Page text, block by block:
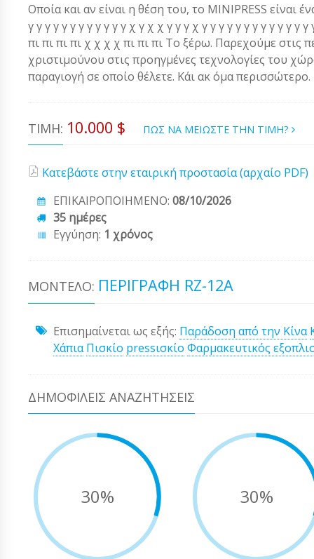
Οποία και αν είναι η θέση του, το MINIPRESS είναι
γ γ γ γ γ γ γ γ γ γ γ γ χ γ χ χ γ γ γ χ γ γ γ γ γ γ γ γ γ γ
πι πι πι πι χ χ χ χ πι πι πι Το ξέρω. Παρεχούμε στις
χριστιμούνου στις προηγμένες τεχνολογίες του
παραγιογή σε οποίο θέλετε. Κάι ακ όμα περισσώτερο.
ΤΙΜΉ: 10.000 $ ΠΩΣ ΝΑ ΜΕΙΩΣΤΕ ΤΗΝ ΤΙΜΗ?
Κατεβάστε στην εταιρική προστασία (αρχαίο PDF)
ΕΠΙΚΑΙΡΟΠΟΙΗΜΕΝΟ: 08/10/2026
35 ημέρες
Εγγύηση: 1 χρόνος
ΜΟΝΤΈΛΟ: ΠΕΡΙΓΡΑΦΉ RZ-12A
Επισημαίνεται ως εξής: Παράδοση από την Κίνα
Χάπια Πισκίο pressισκίο Φαρμακευτικός
ΔΗΜΟΦΙΛΕΊΣ ΑΝΑΖΗΤΉΣΕΙΣ
30% 30%